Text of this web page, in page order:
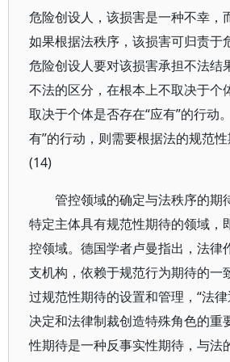
危险创设人，该损害是一种不幸，
如果根据法秩序，该损害可归责于
危险创设人要对该损害承担不法结
不法的区分，在根本上不取决于个
取决于个体是否存在“应有”的行动
有”的行动，则需要根据法的规范性
(14)
管控领域的确定与法秩序的期
特定主体具有规范性期待的领域，
控领域。德国学者卢曼指出，法律
支机构，依赖于规范行为期待的一
过规范性期待的设置和管理，“法
决定和法律制裁创造特殊角色的重
性期待是一种反事实性期待，与法